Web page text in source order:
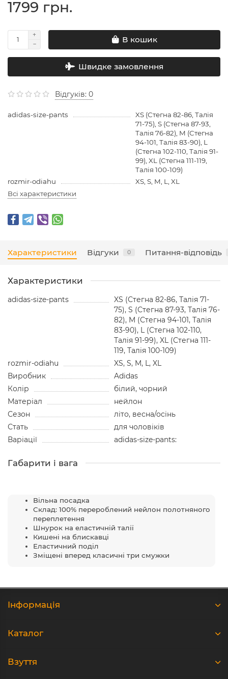
1799 грн.
В кошик
Швидке замовлення
Відгуків: 0
adidas-size-pants
XS (Стегна 82-86, Талія
71-75), S (Стегна 87-93,
Талія 76-82), M (Стегна
94-101, Талія 83-90), L
(Стегна 102-110, Талія 91-
99), XL (Стегна 111-119,
Талія 100-109)
rozmir-odiahu
XS, S, M, L, XL
Всі характеристики
Характеристики Відгуки 0 Питання-відповідь
Характеристики
adidas-size-pants
XS (Стегна 82-86, Талія 71-
75), S (Стегна 87-93, Талія 76-
82), M (Стегна 94-101, Талія
83-90), L (Стегна 102-110,
Талія 91-99), XL (Стегна 111-
119, Талія 100-109)
rozmir-odiahu
XS, S, M, L, XL
Виробник
Adidas
Колір
білий, чорний
Матеріал
нейлон
Сезон
літо, весна/осінь
Стать
для чоловіків
Варіації
adidas-size-pants:
Габарити і вага
Вільна посадка
Склад: 100% перероблений нейлон полотняного
переплетення
Шнурок на еластичній талії
Кишені на блискавці
Еластичний поділ
Зміщені вперед класичні три смужки
Iнформація
Каталог
Взуття